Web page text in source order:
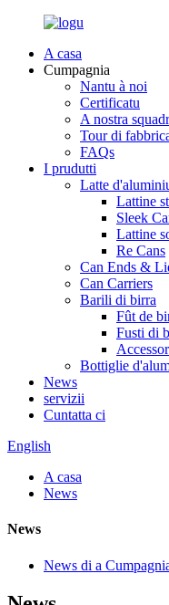
A casa
Cumpagnia
Nantu à noi
Certificatu
A nostra
Tour di
FAQs
I prudutti
Latte
Lattine
Sleek
Lattine
Re Cans
Can Ends &
Can Carriers
Barili di birra
Fût de
Fusti di
Bottiglie
News
servizii
Cuntatta ci
English
A casa
News
News
News di a